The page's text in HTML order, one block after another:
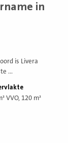
in
is Livera
...
VVO, 120 m²